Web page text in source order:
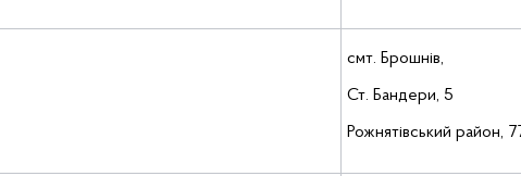
смт. Брошнів,
Ст. Бандери, 5
Рожнятівський район,